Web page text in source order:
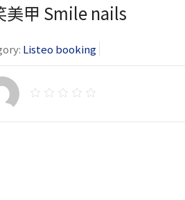
美甲 Smile nails
Listeo booking